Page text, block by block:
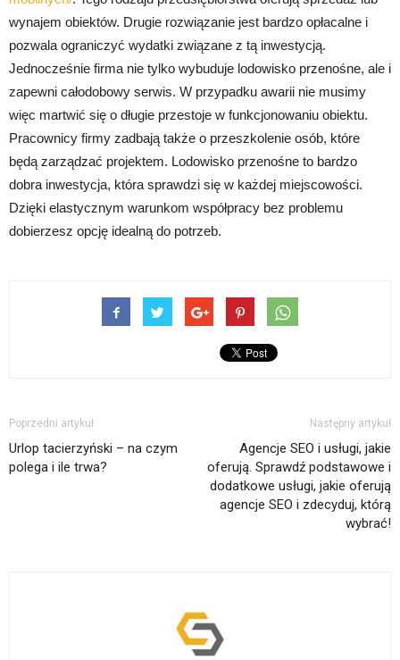
wynajem obiektów. Drugie rozwiązanie jest bardzo opłacalne i
pozwala ograniczyć wydatki związane z tą inwestycją.
Jednocześnie firma nie tylko wybuduje lodowisko przenośne, ale i
zapewni całodobowy serwis. W przypadku awarii nie musimy
więc martwić się o długie przestoje w funkcjonowaniu obiektu.
Pracownicy firmy zadbają także o przeszkolenie osób, które
będą zarządzać projektem. Lodowisko przenośne to bardzo
dobra inwestycja, która sprawdzi się w każdej miejscowości.
Dzięki elastycznym warunkom współpracy bez problemu
dobierzesz opcję idealną do potrzeb.
Poprzedni artykuł
Urlop tacierzyński – na czym
polega i ile trwa?
Następny artykuł
Agencje SEO i usługi, jakie
oferują. Sprawdź podstawowe i
dodatkowe usługi, jakie oferują
agencje SEO i zdecyduj, którą
wybrać!